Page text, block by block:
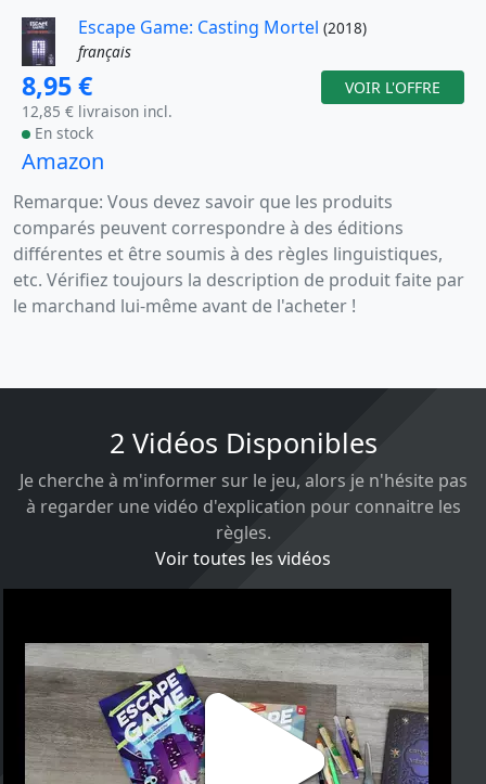
Escape Game: Casting Mortel (2018)
français
8,95 €
12,85 € livraison incl.
En stock
VOIR L'OFFRE
Amazon
Remarque: Vous devez savoir que les produits
comparés peuvent correspondre à des éditions
différentes et être soumis à des règles linguistiques,
etc. Vérifiez toujours la description de produit faite par
le marchand lui-même avant de l'acheter !
2 Vidéos Disponibles
Je cherche à m'informer sur le jeu, alors je n'hésite pas
à regarder une vidéo d'explication pour connaitre les
règles.
Voir toutes les vidéos